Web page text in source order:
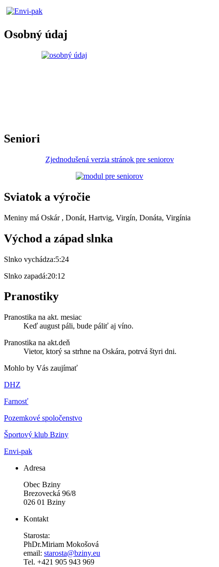
Osobný údaj
Seniori
Zjednodušená verzia stránok pre seniorov
Sviatok a výročie
Meniny má Oskár , Donát, Hartvig, Virgín, Donáta, Virgínia
Východ a západ slnka
Slnko vychádza:5:24
Slnko zapadá:20:12
Pranostiky
Pranostika na akt. mesiac
Keď august páli, bude páliť aj víno.
Pranostika na akt.deň
Vietor, ktorý sa strhne na Oskára, potrvá štyri dni.
Mohlo by Vás zaujímať
DHZ
Farnosť
Pozemkové spoločenstvo
Športový klub Bziny
Envi-pak
Adresa
Obec Bziny
Brezovecká 96/8
026 01 Bziny
Kontakt
Starosta:
PhDr.Miriam Mokošová
email: starosta@bziny.eu
Tel. +421 905 943 969